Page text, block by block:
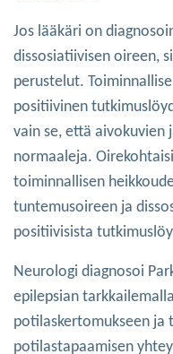
Jos lääkäri on
dissosiatiivisen oireen,
perustelut.
positiivinen
vain se, että
normaaleja.
toiminnallisen
tuntemusoireen ja
positiivisista
Neurologi diagnosoi
epilepsian
potilaskertomukseen ja
potilastapaamisen